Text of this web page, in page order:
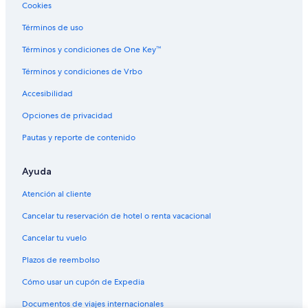
Vuelos de Isla Verde (GNI) a Culebra (CPX)
Vuelos de Graz (GRZ) a Culebra (CPX)
Vuelos de Ciudad de Guatemala (GUA) a Culebra (CPX)
Vuelos de Humacao (HUC) a Culebra (CPX)
Vuelos de Houston (IAH) a Culebra (CPX)
Vuelos de Ibiza (IBZ) a Culebra (CPX)
Vuelos de Los Ángeles (LAX) a Culebra (CPX)
Vuelos de La Ceiba (LCE) a Culebra (CPX)
Vuelos de La Coruña (LCG) a Culebra (CPX)
Vuelos de Lima (LIM) a Culebra (CPX)
Vuelos de Lae (LML) a Culebra (CPX)
Vuelos de Las Palmas (LPA) a Culebra (CPX)
Vuelos de La Crosse (LSE) a Culebra (CPX)
Cookies
Términos de uso
Términos y condiciones de One Key™
Términos y condiciones de Vrbo
Accesibilidad
Opciones de privacidad
Pautas y reporte de contenido
Ayuda
Atención al cliente
Cancelar tu reservación de hotel o renta vacacional
Cancelar tu vuelo
Plazos de reembolso
Cómo usar un cupón de Expedia
Documentos de viajes internacionales